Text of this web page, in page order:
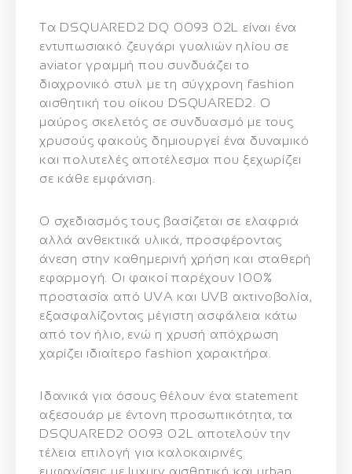
Τα DSQUARED2 DQ 0093 02L
είναι ένα
εντυπωσιακό ζευγάρι γυαλιών ηλίου σε
aviator γραμμή που συνδυάζει το
διαχρονικό στυλ με τη σύγχρονη fashion
αισθητική του οίκου DSQUARED2. Ο
μαύρος σκελετός σε συνδυασμό με τους
χρυσούς φακούς δημιουργεί ένα δυναμικό
και πολυτελές αποτέλεσμα που ξεχωρίζει
σε κάθε εμφάνιση.
Ο σχεδιασμός τους βασίζεται σε ελαφριά
αλλά ανθεκτικά υλικά, προσφέροντας
άνεση στην καθημερινή χρήση και σταθερή
εφαρμογή. Οι φακοί παρέχουν 100%
προστασία από UVA και UVB ακτινοβολία,
εξασφαλίζοντας μέγιστη ασφάλεια κάτω
από τον ήλιο, ενώ η χρυσή απόχρωση
χαρίζει ιδιαίτερο fashion χαρακτήρα.
Ιδανικά για όσους θέλουν ένα statement
αξεσουάρ με έντονη προσωπικότητα, τα
DSQUARED2 0093 02L αποτελούν την
τέλεια επιλογή για καλοκαιρινές